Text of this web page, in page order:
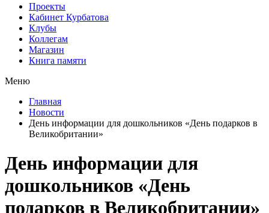
Проекты
Кабинет Курбатова
Клубы
Коллегам
Магазин
Книга памяти
Меню
Главная
Новости
День информации для дошкольников «День подарков в
Великобритании»
День информации для
дошкольников «День
подарков в Великобритании»